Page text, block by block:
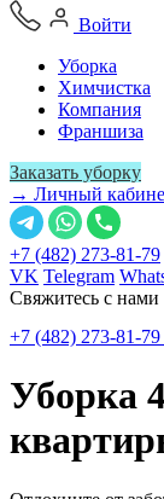
Войти
Уборка
Химчистка
Компания
Франшиза
Заказать уборку
→ Личный
+7 (482) 273-81-79
VK Telegram
Свяжитесь с нами
+7 (482) 273-81-79
Уборка